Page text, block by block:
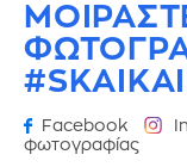
Facebook
φωτογραφίας